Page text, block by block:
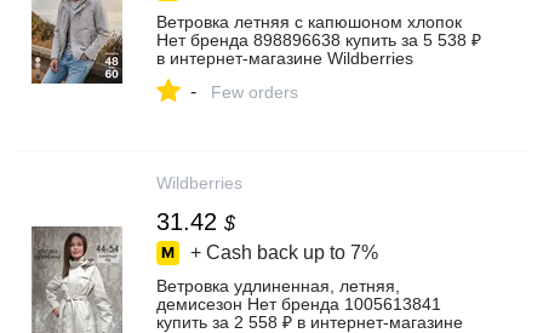
Ветровка летняя с капюшоном хлопок
Нет бренда 898896638 купить за 5 538 ₽
в интернет‑магазине Wildberries
- Few orders
Wildberries
31.42 $
+ Cash back up to 7%
Ветровка удлиненная, летняя,
демисезон Нет бренда 1005613841
купить за 2 558 ₽ в интернет‑магазине